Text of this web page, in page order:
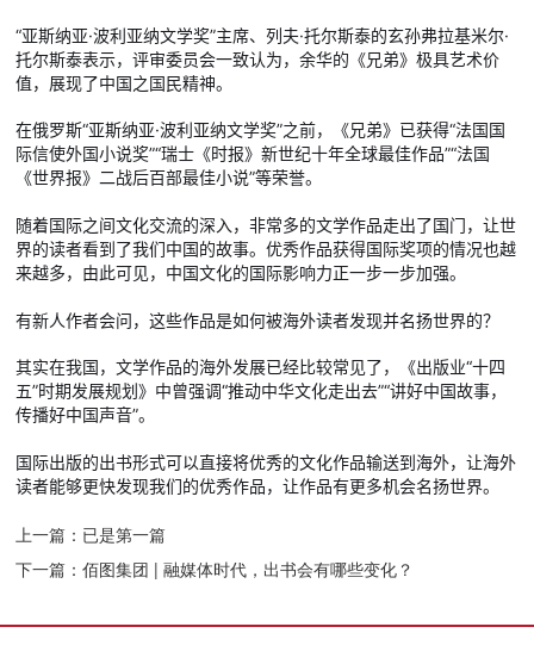
“亚斯纳亚·波利亚纳文学奖”主席、列夫·托尔斯泰的玄孙弗拉基米尔·
托尔斯泰表示，评审委员会一致认为，余华的《兄弟》极具艺术价
值，展现了中国之国民精神。
在俄罗斯“亚斯纳亚·波利亚纳文学奖”之前，《兄弟》已获得“法国国
际信使外国小说奖”“瑞士《时报》新世纪十年全球最佳作品”“法国
《世界报》二战后百部最佳小说”等荣誉。
随着国际之间文化交流的深入，非常多的文学作品走出了国门，让世
界的读者看到了我们中国的故事。优秀作品获得国际奖项的情况也越
来越多，由此可见，中国文化的国际影响力正一步一步加强。
有新人作者会问，这些作品是如何被海外读者发现并名扬世界的？
其实在我国，文学作品的海外发展已经比较常见了，《出版业“十四
五”时期发展规划》中曾强调“推动中华文化走出去”“讲好中国故事，
传播好中国声音”。
国际出版的出书形式可以直接将优秀的文化作品输送到海外，让海外
读者能够更快发现我们的优秀作品，让作品有更多机会名扬世界。
上一篇： 已是第一篇
下一篇：佰图集团 | 融媒体时代，出书会有哪些变化？